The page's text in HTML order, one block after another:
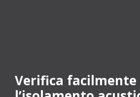
Verifica facilmente